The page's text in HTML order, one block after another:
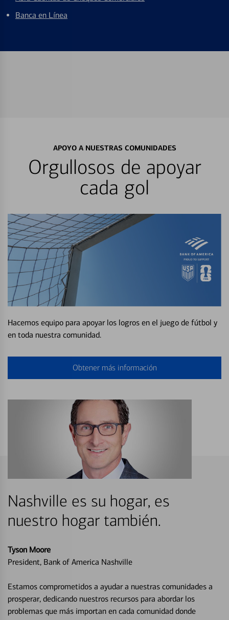
Banca en Línea
APOYO A NUESTRAS COMUNIDADES
Orgullosos de apoyar
cada gol
Hacemos equipo para apoyar los logros en el juego de fútbol y
en toda nuestra comunidad.
Obtener más información
Nashville es su hogar, es
nuestro hogar también.
Tyson Moore
President, Bank of America Nashville
Estamos comprometidos a ayudar a nuestras comunidades a
prosperar, dedicando nuestros recursos para abordar los
problemas que más importan en cada comunidad donde